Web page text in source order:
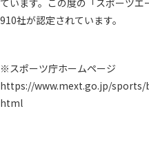
ています。この度の「スポーツエ
910社が認定されています。
※スポーツ庁ホームページ
https://www.mext.go.jp/sports/
html